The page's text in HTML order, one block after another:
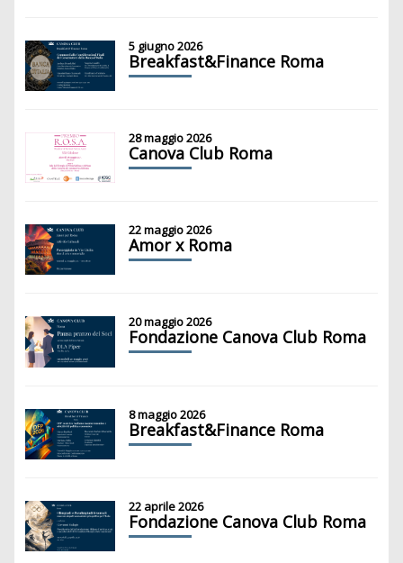
5 giugno 2026
Breakfast&Finance Roma
28 maggio 2026
Canova Club Roma
22 maggio 2026
Amor x Roma
20 maggio 2026
Fondazione Canova Club Roma
8 maggio 2026
Breakfast&Finance Roma
22 aprile 2026
Fondazione Canova Club Roma